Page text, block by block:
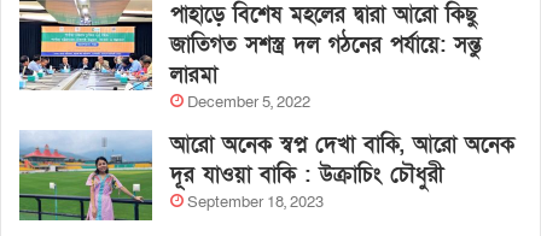
পাহাড়ে বিশেষ মহলের দ্বারা আরো কিছু
জাতিগত সশস্ত্র দল গঠনের পর্যায়ে: সন্তু
লারমা
December 5, 2022
আরো অনেক স্বপ্ন দেখা বাকি, আরো অনেক
দূর যাওয়া বাকি : উক্রাচিং চৌধুরী
September 18, 2023